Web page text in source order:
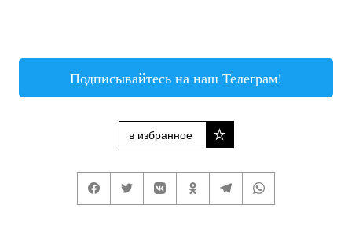
Подписывайтесь на наш Телеграм!
в избранное